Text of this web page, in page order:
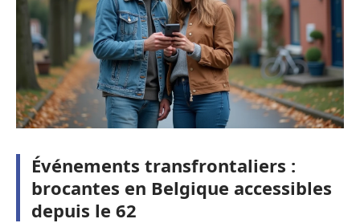
Événements transfrontaliers :
brocantes en Belgique accessibles
depuis le 62